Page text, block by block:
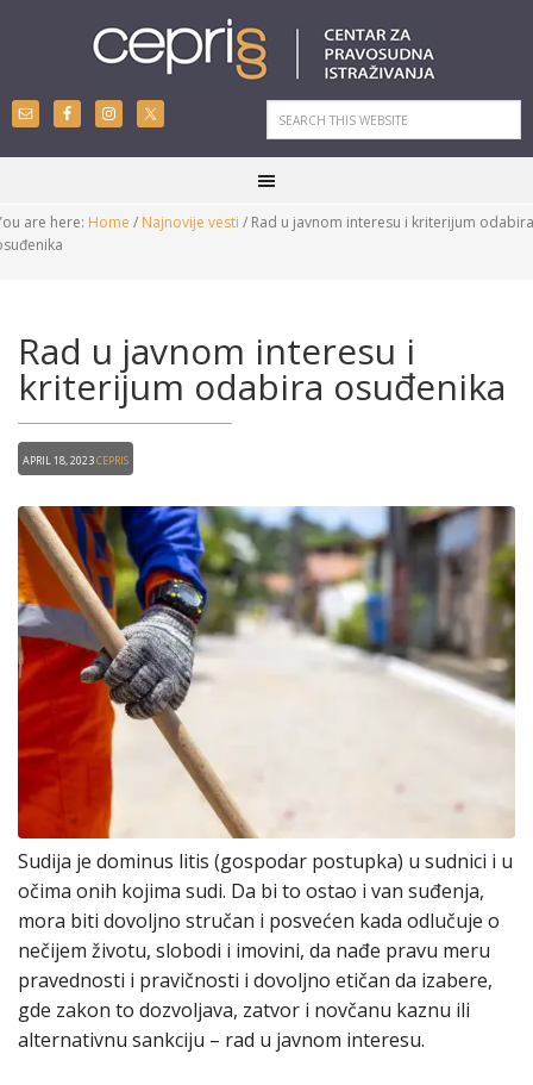
are here: Home / Najnovije vesti / Rad u javnom interesu i kriterijum odabira
Rad u javnom interesu i
kriterijum odabira osuđenika
April 18, 2023CEPRIS
Sudija je dominus litis (gospodar postupka) u sudnici i u
očima onih kojima sudi. Da bi to ostao i van suđenja,
mora biti dovoljno stručan i posvećen kada odlučuje o
nečijem životu, slobodi i imovini, da nađe pravu meru
pravednosti i pravičnosti i dovoljno etičan da izabere,
gde zakon to dozvoljava, zatvor i novčanu kaznu ili
alternativnu sankciju – rad u javnom interesu.